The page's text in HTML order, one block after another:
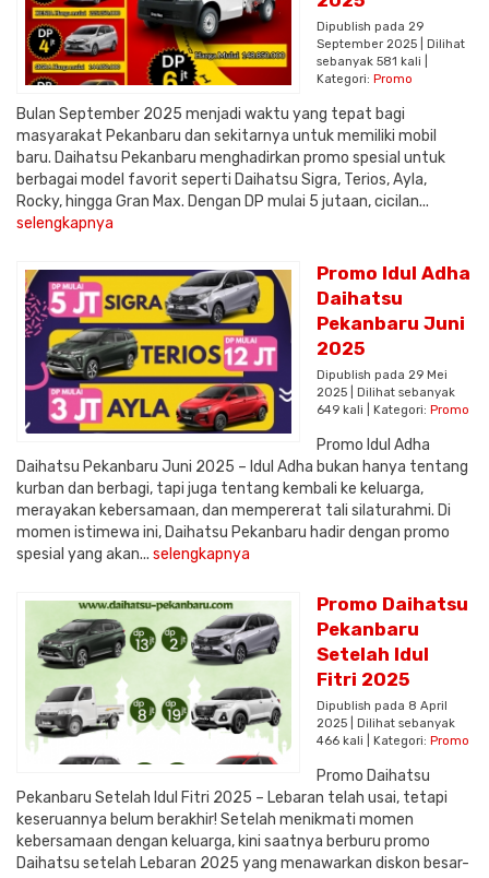
Dipublish pada 29
September 2025 | Dilihat
sebanyak 581 kali |
Kategori: Promo
Bulan September 2025 menjadi waktu yang tepat bagi
masyarakat Pekanbaru dan sekitarnya untuk memiliki mobil
baru. Daihatsu Pekanbaru menghadirkan promo spesial untuk
berbagai model favorit seperti Daihatsu Sigra, Terios, Ayla,
Rocky, hingga Gran Max. Dengan DP mulai 5 jutaan, cicilan...
selengkapnya
Promo Idul Adha
Daihatsu
Pekanbaru Juni
2025
Dipublish pada 29 Mei
2025 | Dilihat sebanyak
649 kali | Kategori: Promo
Promo Idul Adha
Daihatsu Pekanbaru Juni 2025 – Idul Adha bukan hanya tentang
kurban dan berbagi, tapi juga tentang kembali ke keluarga,
merayakan kebersamaan, dan mempererat tali silaturahmi. Di
momen istimewa ini, Daihatsu Pekanbaru hadir dengan promo
spesial yang akan... selengkapnya
Promo Daihatsu
Pekanbaru
Setelah Idul
Fitri 2025
Dipublish pada 8 April
2025 | Dilihat sebanyak
466 kali | Kategori: Promo
Promo Daihatsu
Pekanbaru Setelah Idul Fitri 2025 – Lebaran telah usai, tetapi
keseruannya belum berakhir! Setelah menikmati momen
kebersamaan dengan keluarga, kini saatnya berburu promo
Daihatsu setelah Lebaran 2025 yang menawarkan diskon besar-